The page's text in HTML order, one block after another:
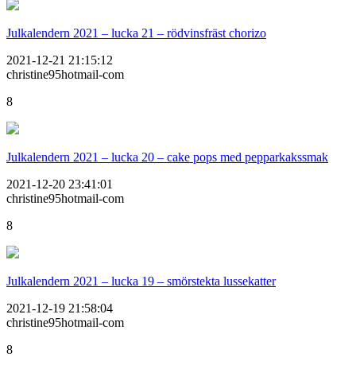
Julkalendern 2021 – lucka 21 – rödvinsfräst chorizo
2021-12-21 21:15:12
christine95hotmail-com
8
Julkalendern 2021 – lucka 20 – cake pops med pepparkakssmak
2021-12-20 23:41:01
christine95hotmail-com
8
Julkalendern 2021 – lucka 19 – smörstekta lussekatter
2021-12-19 21:58:04
christine95hotmail-com
8